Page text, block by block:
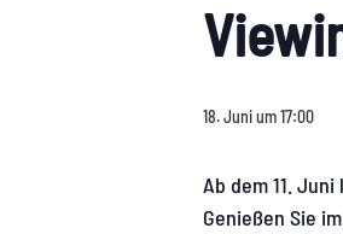
18. Juni um 17:00
Ab dem 11.
Genießen Sie im